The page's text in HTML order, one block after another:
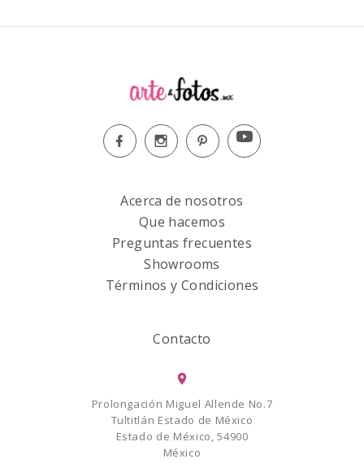
Acerca de nosotros
Que hacemos
Preguntas frecuentes
Showrooms
Términos y Condiciones
Contacto
Prolongación Miguel Allende No.7
Tultitlán Estado de México
Estado de México, 54900
México